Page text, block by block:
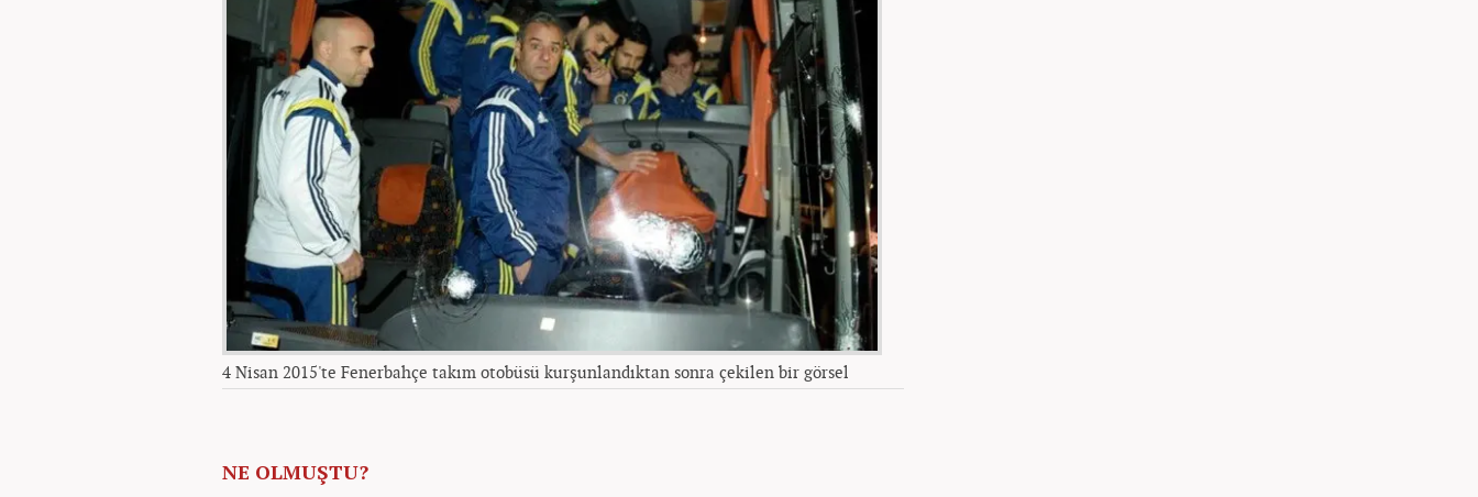
4 Nisan 2015'te Fenerbahçe takım otobüsü kurşunlandıktan sonra çekilen bir görsel
NE OLMUŞTU?